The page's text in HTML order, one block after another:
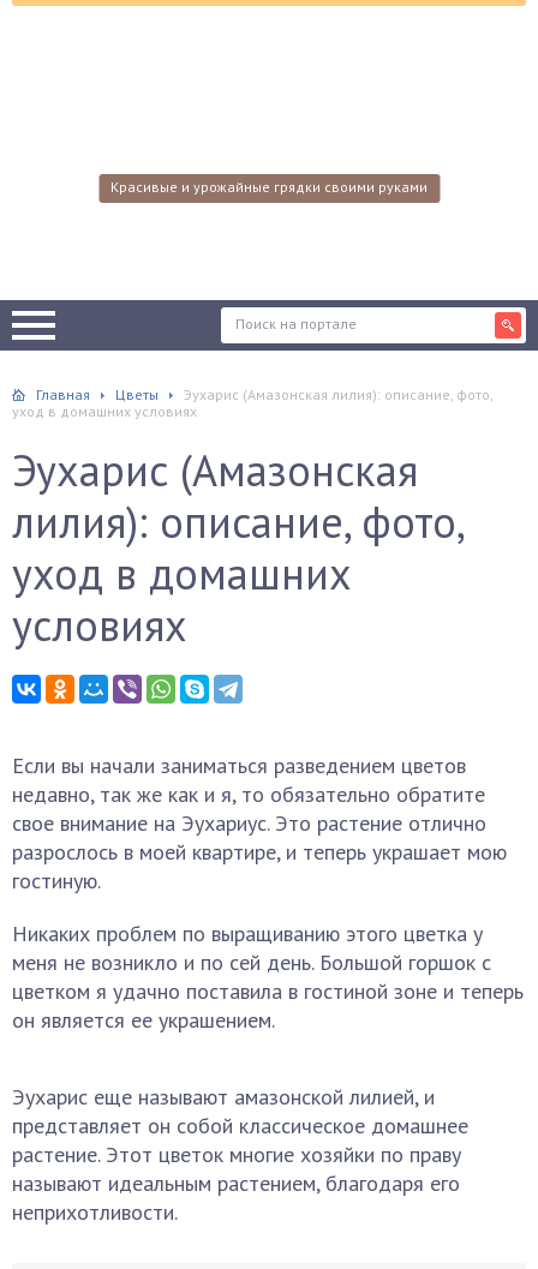
Красивые и урожайные грядки своими руками
Главная Цветы
Эухарис (Амазонская лилия): описание, фото,
уход в домашних условиях
Эухарис (Амазонская
лилия): описание, фото,
уход в домашних
условиях
Если вы начали заниматься разведением цветов
недавно, так же как и я, то обязательно обратите
свое внимание на Эухариус. Это растение отлично
разрослось в моей квартире, и теперь украшает мою
гостиную.
Никаких проблем по выращиванию этого цветка у
меня не возникло и по сей день. Большой горшок с
цветком я удачно поставила в гостиной зоне и теперь
он является ее украшением.
Эухарис еще называют амазонской лилией, и
представляет он собой классическое домашнее
растение. Этот цветок многие хозяйки по праву
называют идеальным растением, благодаря его
неприхотливости.